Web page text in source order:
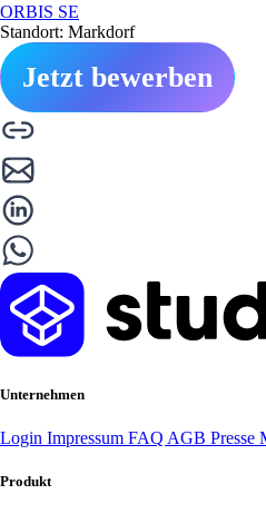
ORBIS SE
Standort: Markdorf
Jetzt bewerben
Unternehmen
Login Impressum FAQ AGB Presse
Produkt